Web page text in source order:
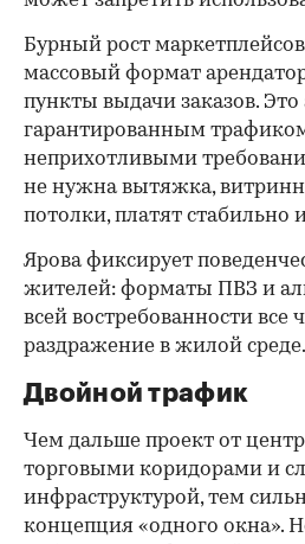
Бурный рост
массовый формат
пункты выдачи заказов.
гарантированным
неприхотливыми
не нужна вытяжка,
потолки, платят стабильно
Ярова фиксирует
жителей: форматы ПВЗ и
всей востребованности
раздражение в жилой среде.
Двойной трафик
Чем дальше проект от
торговыми коридорами и
инфраструктурой, тем
концепция «одного окна».